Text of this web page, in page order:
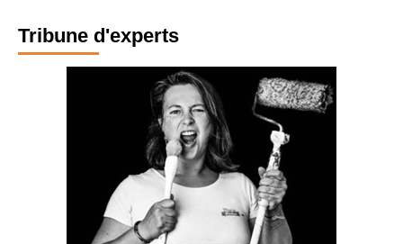
Tribune d'experts